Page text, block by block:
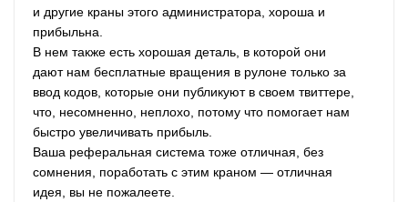
и другие краны этого администратора, хороша и
прибыльна.
В нем также есть хорошая деталь, в которой они
дают нам бесплатные вращения в рулоне только за
ввод кодов, которые они публикуют в своем твиттере,
что, несомненно, неплохо, потому что помогает нам
быстро увеличивать прибыль.
Ваша реферальная система тоже отличная, без
сомнения, поработать с этим краном — отличная
идея, вы не пожалеете.